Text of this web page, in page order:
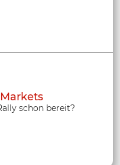
schon bereit?